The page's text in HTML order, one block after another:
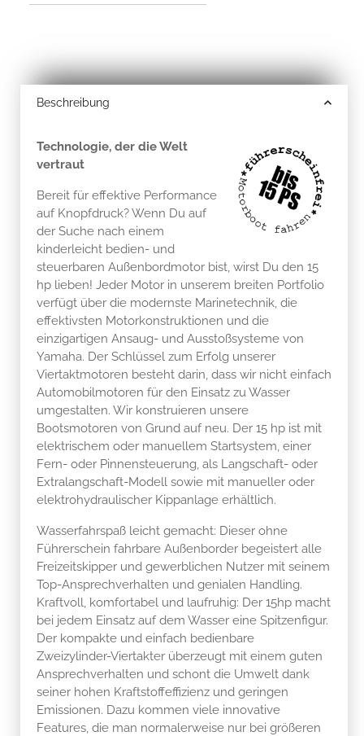
Beschreibung
Technologie, der die Welt
vertraut
Bereit für effektive Performance
auf Knopfdruck? Wenn Du auf
der Suche nach einem
kinderleicht bedien- und
steuerbaren Außenbordmotor bist, wirst Du den 15
hp lieben! Jeder Motor in unserem breiten Portfolio
verfügt über die modernste Marinetechnik, die
effektivsten Motorkonstruktionen und die
einzigartigen Ansaug- und Ausstoßsysteme von
Yamaha. Der Schlüssel zum Erfolg unserer
Viertaktmotoren besteht darin, dass wir nicht einfach
Automobilmotoren für den Einsatz zu Wasser
umgestalten. Wir konstruieren unsere
Bootsmotoren von Grund auf neu. Der 15 hp ist mit
elektrischem oder manuellem Startsystem, einer
Fern- oder Pinnensteuerung, als Langschaft- oder
Extralangschaft-Modell sowie mit manueller oder
elektrohydraulischer Kippanlage erhältlich.
Wasserfahrspaß leicht gemacht: Dieser ohne
Führerschein fahrbare Außenborder begeistert alle
Freizeitskipper und gewerblichen Nutzer mit seinem
Top-Ansprechverhalten und genialen Handling.
Kraftvoll, komfortabel und laufruhig: Der 15hp macht
bei jedem Einsatz auf dem Wasser eine Spitzenfigur.
Der kompakte und einfach bedienbare
Zweizylinder-Viertakter überzeugt mit einem guten
Ansprechverhalten und schont die Umwelt dank
seiner hohen Kraftstoffeffizienz und geringen
Emissionen. Dazu kommen viele innovative
Features, die man normalerweise nur bei größeren